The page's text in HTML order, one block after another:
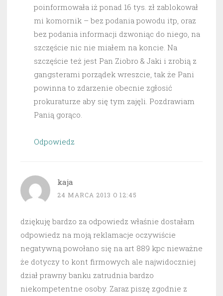
poinformowała iż ponad 16 tys. zł zablokował
mi komornik – bez podania powodu itp, oraz
bez podania informacji dzwoniąc do niego, na
szczęście nic nie miałem na koncie. Na
szczęście też jest Pan Ziobro & Jaki i zrobią z
gangsterami porządek wreszcie, tak że Pani
powinna to zdarzenie obecnie zgłosić
prokuraturze aby się tym zajęli. Pozdrawiam
Panią gorąco.
Odpowiedz
kaja
24 MARCA 2013 O 12:45
dziękuję bardzo za odpowiedz właśnie dostałam
odpowiedz na moją reklamacje oczywiście
negatywną powołano się na art 889 kpc nieważne
że dotyczy to kont firmowych ale najwidoczniej
dział prawny banku zatrudnia bardzo
niekompetentne osoby. Zaraz piszę zgodnie z